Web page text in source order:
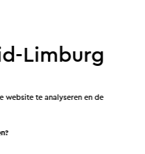
Limburg
website te analyseren en de